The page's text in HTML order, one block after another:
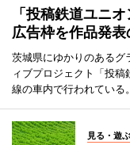
「投稿鉄道ユニ
広告枠を作品発
茨城県にゆかりのあるグ
ィブプロジェクト「投
線の車内で行われている。
見る・遊ぶ